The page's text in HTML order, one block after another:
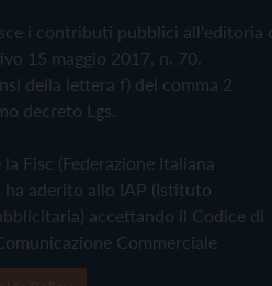
i contributi pubblici all'editoria
15 maggio 2017, n. 70.
della lettera f) del comma 2
decreto Lgs.
Fisc (Federazione Italiana
aderito allo IAP (Istituto
accettando il Codice di
Commerciale